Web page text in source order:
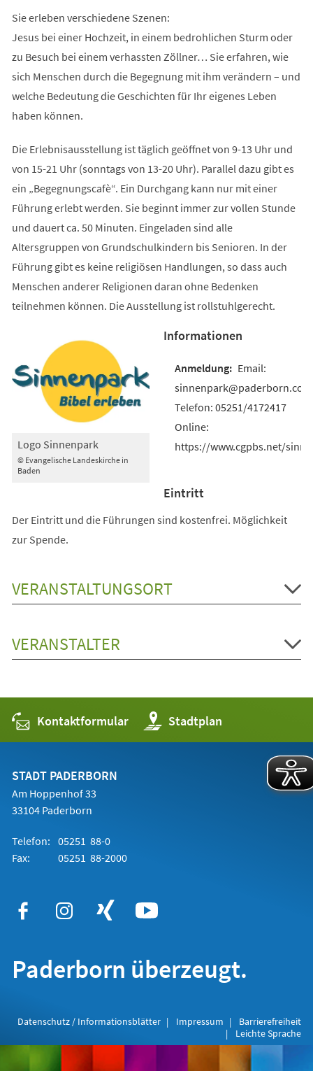
Sie erleben verschiedene Szenen:
Jesus bei einer Hochzeit, in einem bedrohlichen Sturm oder
zu Besuch bei einem verhassten Zöllner… Sie erfahren, wie
sich Menschen durch die Begegnung mit ihm verändern – und
welche Bedeutung die Geschichten für Ihr eigenes Leben
haben können.
Die Erlebnisausstellung ist täglich geöffnet von 9-13 Uhr und
von 15-21 Uhr (sonntags von 13-20 Uhr). Parallel dazu gibt es
ein „Begegnungscafè“. Ein Durchgang kann nur mit einer
Führung erlebt werden. Sie beginnt immer zur vollen Stunde
und dauert ca. 50 Minuten. Eingeladen sind alle
Altersgruppen von Grundschulkindern bis Senioren. In der
Führung gibt es keine religiösen Handlungen, so dass auch
Menschen anderer Religionen daran ohne Bedenken
teilnehmen können. Die Ausstellung ist rollstuhlgerecht.
© Evangelische Landeskirche in
Baden
Logo Sinnenpark
Informationen
Email:
sinnenpark@paderborn.com
Telefon: 05251/4172417
Online:
https://www.cgpbs.net/
Eintritt
Der Eintritt und die Führungen sind kostenfrei. Möglichkeit
zur Spende.
VERANSTALTUNGSORT
VERANSTALTER
Kontaktformular Stadtplan
(Öffnet
in
einem
STADT PADERBORN
Am Hoppenhof 33
33104 Paderborn
Telefon: 05251 88-0
Fax:
05251 88-2000
Paderborn überzeugt.
Datenschutz / Informationsblätter Impressum
Barrierefreiheit
Leichte Sprache